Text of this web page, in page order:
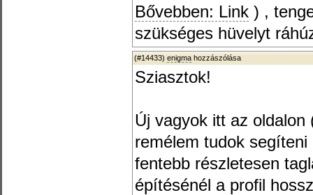
Bővebben: Link ) ,
szükséges hüvelyt
(#14433) enigma hozzászólása
Sziasztok!
Új vagyok itt az
remélem tudok
fentebb részletesen
építésénél a profil